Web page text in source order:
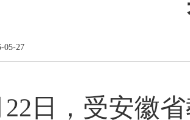
05-27
22日，受安徽